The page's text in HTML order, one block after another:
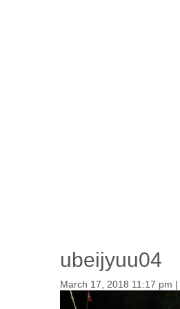
ubeijyuu04
March 17, 2018 11:17 pm